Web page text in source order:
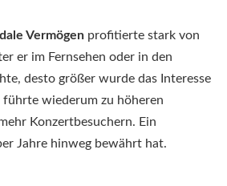
Vermögen profitierte stark von
er im Fernsehen oder in den
desto größer wurde das Interesse
führte wiederum zu höheren
Konzertbesuchern. Ein
Jahre hinweg bewährt hat.